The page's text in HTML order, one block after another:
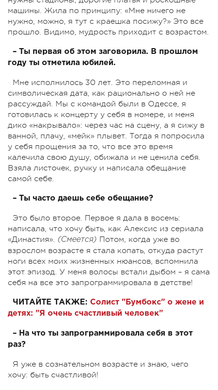
машины. Жила по принципу: «Мне ничего не
нужно, можно, я тут с краешка посижу?» Это все
прошло. Видимо, мудрость приходит с возрастом.
– Ты первая об этом заговорила. В прошлом
году ты отметила юбилей.
Мне исполнилось 30 лет. Это переломная и
символическая дата, как рационально о ней не
рассуждай. Мы с командой были в Одессе, я
готовилась к концерту у себя в номере, и меня
дико «накрывало»: через час на сцену, а я сижу в
ванной, плачу, «мейк» плывет. Тогда я попросила
у себя прощения за то, что все это время
калечила свою душу, обижала и не ценила себя.
Взяла листочек, ручку и написала обещание
самой себе.
– Ты часто даешь себе обещание?
Это было второе. Первое я дала в восемь:
написала, что хочу быть, как Алексис из сериала
«Династия». (Смеется) Потом, когда уже во
взрослом возрасте я стала копать, откуда растут
ноги всех моих жизненных нюансов, вспомнила
этот эпизод. У меня волосы встали дыбом – я сама
себя на все это запрограммировала в детстве!
ЧИТАЙТЕ ТАКЖЕ: Солист "Бумбокс" о жене и
детях: "Я очень счастливый человек"
– На что ты запрограммировала себя в этот
раз?
Я уже в сознательном возрасте и знаю, чего
хочу: быть счастливой!